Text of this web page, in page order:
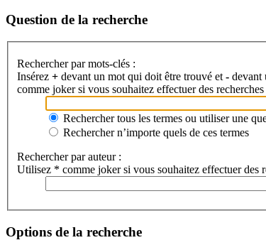
Question de la recherche
Rechercher par mots-clés :
Insérez + devant un mot qui doit être trouvé et - devant
comme joker si vous souhaitez effectuer des
Rechercher tous les termes ou utiliser une
Rechercher n’importe quels de ces termes
Rechercher par auteur :
Utilisez * comme joker si vous souhaitez effectuer des
Options de la recherche